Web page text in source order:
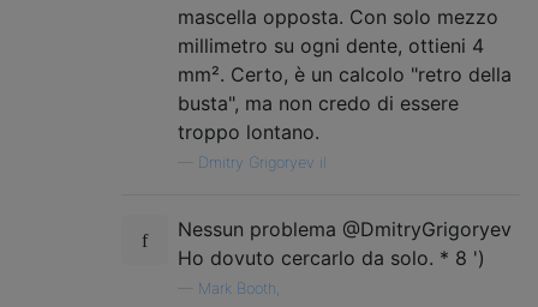
mascella opposta. Con solo mezzo
millimetro su ogni dente, ottieni 4
mm². Certo, è un calcolo "retro della
busta", ma non credo di essere
troppo lontano.
Dmitry Grigoryev il
Nessun problema @DmitryGrigoryev
Ho dovuto cercarlo da solo. * 8 ')
Mark Booth,